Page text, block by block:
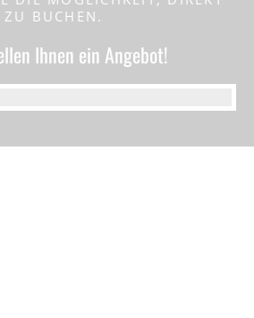
ZU BUCHEN.
Ihnen ein Angebot!